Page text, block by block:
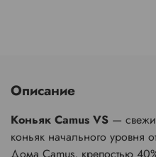
Описание
Коньяк Camus VS —
коньяк начального уровня